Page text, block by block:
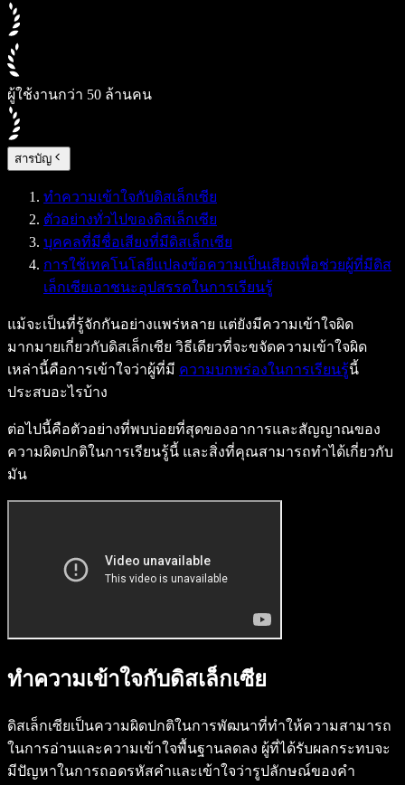
ผู้ใช้งานกว่า 50 ล้านคน
สารบัญ
ทำความเข้าใจกับดิสเล็กเซีย
ตัวอย่างทั่วไปของดิสเล็กเซีย
บุคคลที่มีชื่อเสียงที่มีดิสเล็กเซีย
การใช้เทคโนโลยีแปลงข้อความเป็นเสียงเพื่อช่วยผู้ที่มีดิส
เล็กเซียเอาชนะอุปสรรคในการเรียนรู้
แม้จะเป็นที่รู้จักกันอย่างแพร่หลาย แต่ยังมีความเข้าใจผิด
มากมายเกี่ยวกับดิสเล็กเซีย วิธีเดียวที่จะขจัดความเข้าใจผิด
เหล่านี้คือการเข้าใจว่าผู้ที่มี ความบกพร่องในการเรียนรู้นี้
ประสบอะไรบ้าง
ต่อไปนี้คือตัวอย่างที่พบบ่อยที่สุดของอาการและสัญญาณของ
ความผิดปกติในการเรียนรู้นี้ และสิ่งที่คุณสามารถทำได้เกี่ยวกับ
มัน
ทำความเข้าใจกับดิสเล็กเซีย
ดิสเล็กเซียเป็นความผิดปกติในการพัฒนาที่ทำให้ความสามารถ
ในการอ่านและความเข้าใจพื้นฐานลดลง ผู้ที่ได้รับผลกระทบจะ
มีปัญหาในการถอดรหัสคำและเข้าใจว่ารูปลักษณ์ของคำ